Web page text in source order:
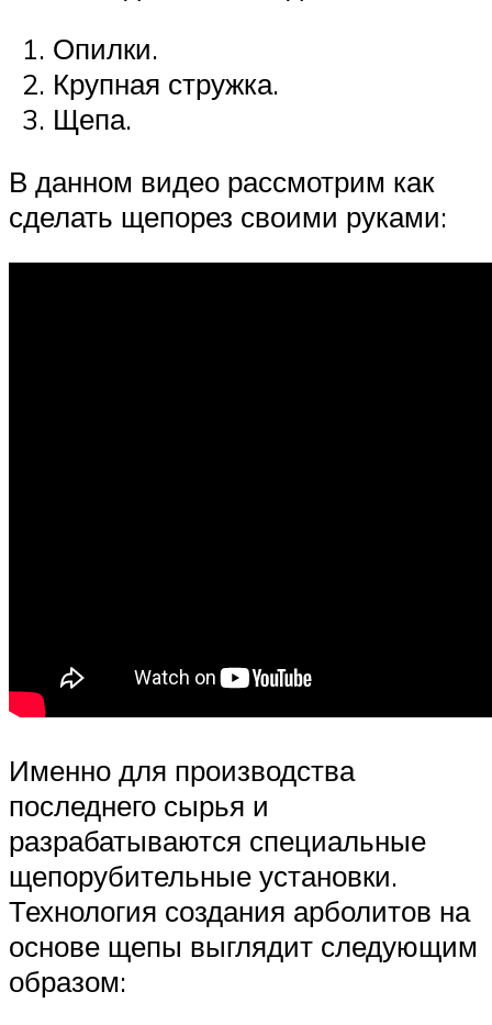
Опилки.
Крупная стружка.
Щепа.
В данном видео рассмотрим как
сделать щепорез своими руками:
Именно для производства
последнего сырья и
разрабатываются специальные
щепорубительные установки.
Технология создания арболитов на
основе щепы выглядит следующим
образом: